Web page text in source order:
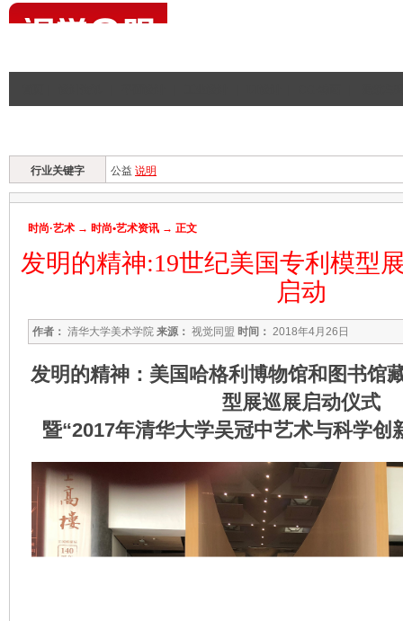
行业关键字 公益 说明
时尚·艺术 → 时尚•艺术资讯 → 正文
发明的精神:19世纪美国专利模型
启动
作者： 清华大学美术学院 来源： 视觉同盟 时间： 2018年4月26日
发明的精神：美国哈格利博物馆和图书馆
型展巡展启动仪式
暨“2017年清华大学吴冠中艺术与科学创